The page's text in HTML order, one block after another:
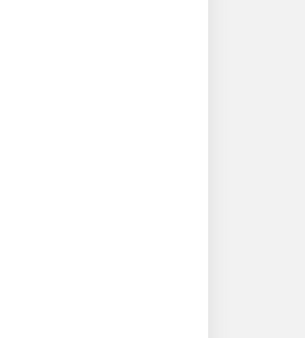
প্রধানমন্ত্রীকে চিঠি
ফোন তারেক
সঙ্কট
ডলার বিনিয়োগ